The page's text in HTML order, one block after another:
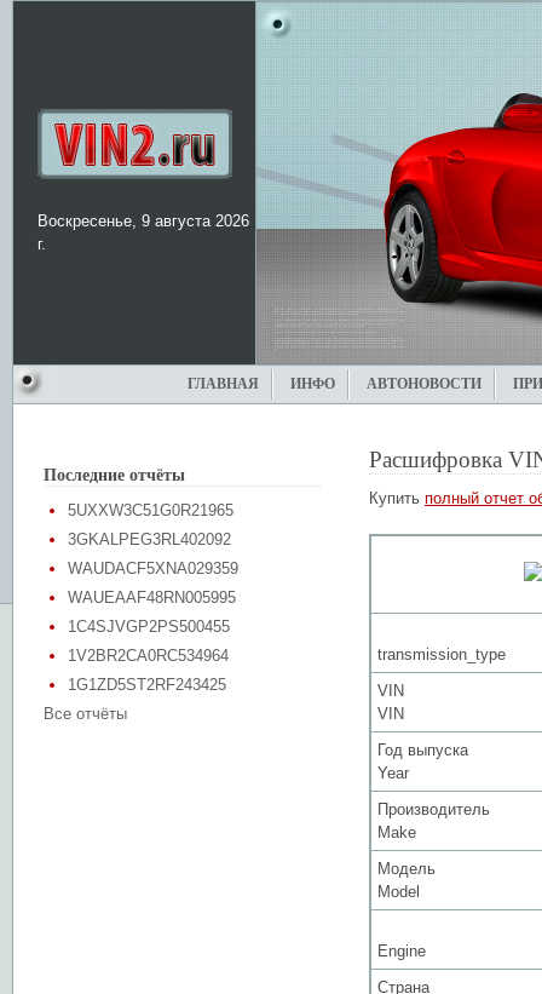
Воскресенье, 9 августа 2026
г.
ГЛАВНАЯ ИНФО АВТОНОВОСТИ
Последние отчёты
5UXXW3C51G0R21965
3GKALPEG3RL402092
WAUDACF5XNA029359
WAUEAAF48RN005995
1C4SJVGP2PS500455
1V2BR2CA0RC534964
1G1ZD5ST2RF243425
Все отчёты
Расшифровка
Купить полный отчет
transmission_type
VIN
VIN
Год выпуска
Year
Производитель
Make
Модель
Model
Engine
Страна